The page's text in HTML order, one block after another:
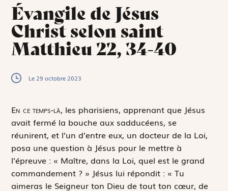
Évangile de Jésus
Christ selon saint
Matthieu 22, 34-40
Le 29 octobre 2023
En ce temps-là, les pharisiens, apprenant que Jésus
avait fermé la bouche aux sadducéens, se
réunirent, et l’un d’entre eux, un docteur de la Loi,
posa une question à Jésus pour le mettre à
l’épreuve : « Maître, dans la Loi, quel est le grand
commandement ? » Jésus lui répondit : «Tu
aimeras le Seigneur ton Dieu de tout ton cœur, de